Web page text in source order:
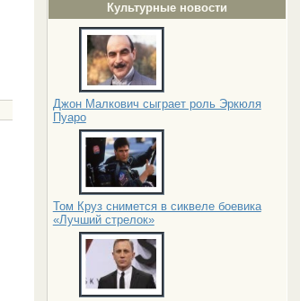
Культурные новости
Джон Малкович сыграет роль Эркюля
Пуаро
Том Круз снимется в сиквеле боевика
«Лучший стрелок»